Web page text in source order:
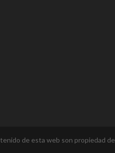
de esta web son propiedad de